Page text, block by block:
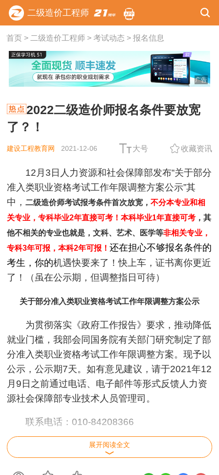
二级造价工程师
首页> 二级造价工程师> 考试动态 > 报名信息
广告
2022二级造价师报名条件要放宽
了？！
建设工程教育网 2021-12-06 大号 收藏资讯
12月3日人力资源和社会保障部发布“关于部分
准入类职业资格考试工作年限调整方案公示”其
中，二级造价师考试报考条件首次放宽，不分本专业和相
关专业，专科毕业2年直接可考！本科毕业1年直接可考 ，其
他不相关的专业也就是，文科、艺术、医学等非相关专业，
专科3年可报，本科2年可报！还在担心不够报名条件的
考生，你的机遇快要来了！快上车，证书离你更近
了！（虽在公示期，但调整指日可待）
关于部分准入类职业资格考试工作年限调整方案公示
为贯彻落实《政府工作报告》要求，推动降低
就业门槛，我部会同国务院有关部门研究制定了部
分准入类职业资格考试工作年限调整方案。现予以
公示，公示期7天。如有意见建议，请于2021年12
月9日之前通过电话、电子邮件等形式反馈人力资
源社会保障部专业技术人员管理司。
联系电话：010-84208366
电子邮箱：zjszhichengchu@163.com
附件：部分准入类职业资格考试工作年限调整
展开阅读全文